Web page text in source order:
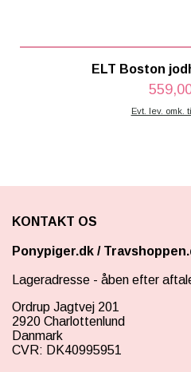
ELT Boston
Evt. lev. omk.
KONTAKT OS
Ponypiger.dk /
Lageradresse - åben efter
Ordrup Jagtvej 201
2920 Charlottenlund
Danmark
CVR: DK40995951